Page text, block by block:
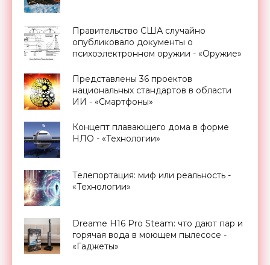
Правительство США случайно
опубликовало документы о
психоэлектронном оружии - «Оружие»
Представлены 36 проектов
национальных стандартов в области
ИИ - «Смартфоны»
Концепт плавающего дома в форме
НЛО - «Технологии»
Телепортация: миф или реальность -
«Технологии»
Dreame H16 Pro Steam: что дают пар и
горячая вода в моющем пылесосе -
«Гаджеты»